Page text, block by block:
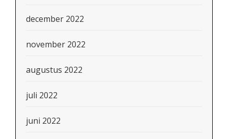
december 2022
november 2022
augustus 2022
juli 2022
juni 2022